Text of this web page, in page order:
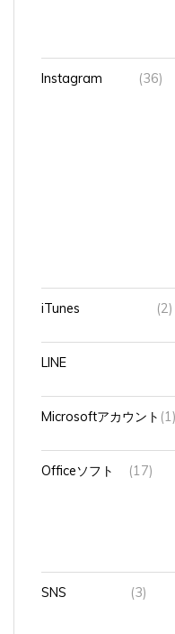
Instagram (36)
iTunes (2)
LINE
Microsoftアカウント (1)
Officeソフト (17)
SNS (3)